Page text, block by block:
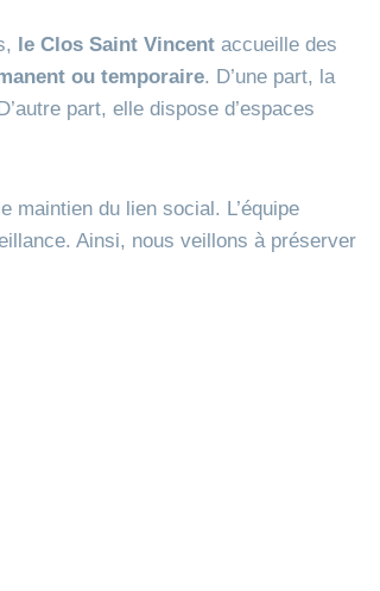
le Clos Saint Vincent accueille des
ou temporaire. D’une part, la
part, elle dispose d’espaces
maintien du lien social. L’équipe
Ainsi, nous veillons à préserver